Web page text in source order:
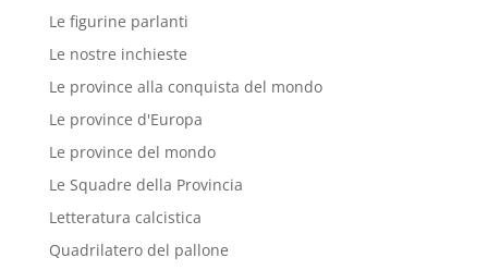
Le figurine parlanti
Le nostre inchieste
Le province alla conquista del mondo
Le province d'Europa
Le province del mondo
Le Squadre della Provincia
Letteratura calcistica
Quadrilatero del pallone